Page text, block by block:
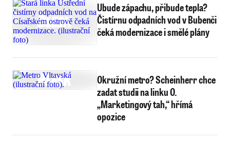
Ubude zápachu, přibude tepla?
Čistírnu odpadních vod v Bubenči
čeká modernizace i smělé plány
Okružní metro? Scheinherr chce
zadat studii na linku O.
„Marketingový tah,“ hřímá
opozice